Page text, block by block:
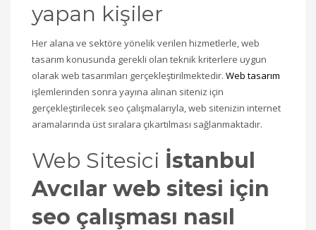
yapan kişiler
Her alana ve sektöre yönelik verilen hizmetlerle, web
tasarım konusunda gerekli olan teknik kriterlere uygun
olarak web tasarımları gerçekleştirilmektedir. Web tasarım
işlemlerinden sonra yayına alınan siteniz için
gerçekleştirilecek seo çalışmalarıyla, web sitenizin internet
aramalarında üst sıralara çıkartılması sağlanmaktadır.
Web Sitesici İstanbul
Avcılar web sitesi için
seo çalışması nasıl